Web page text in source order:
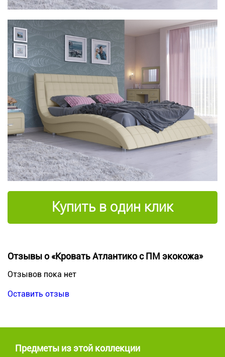
Купить в один клик
Отзывы о «Кровать Атлантико с ПМ экокожа»
Отзывов пока нет
Оставить отзыв
Предметы из этой коллекции